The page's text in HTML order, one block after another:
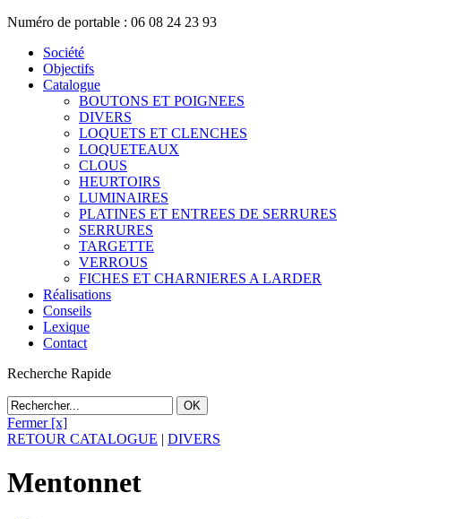
Numéro de portable : 06 08 24 23 93
Société
Objectifs
Catalogue
BOUTONS ET POIGNEES
DIVERS
LOQUETS ET CLENCHES
LOQUETEAUX
CLOUS
HEURTOIRS
LUMINAIRES
PLATINES ET ENTREES DE SERRURES
SERRURES
TARGETTE
VERROUS
FICHES ET CHARNIERES A LARDER
Réalisations
Conseils
Lexique
Contact
Recherche Rapide
Fermer [x]
RETOUR CATALOGUE | DIVERS
Mentonnet